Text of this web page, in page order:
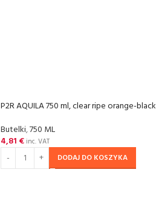
P2R AQUILA 750 ml, clear ripe orange-black
Butelki,750 ML
4,81 € inc. VAT
DODAJ DO KOSZYKA